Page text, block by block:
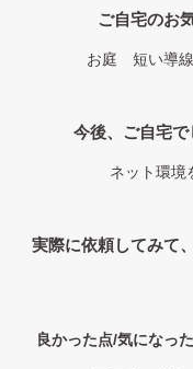
ご自宅のお
お庭 短い導線
今後、ご自宅で
ネット環境
実際に依頼してみて
良かった点/気になっ